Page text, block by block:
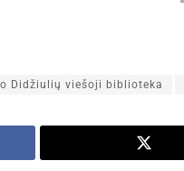
Didžiulių viešoji biblioteka